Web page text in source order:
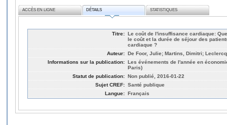
ACCÈS EN LIGNE DÉTAILS STATISTIQUES
Titre: Le coût de l'insuffisance cardiaque:
le coût et la durée de séjour des
cardiaque ?
Auteur: De Foor, Julie; Martins, Dimitri;
Informations sur la publication: Les événements de l'année en
Paris)
Statut de publication: Non publié, 2016-01-22
Sujet CREF: Santé publique
Langue: Français